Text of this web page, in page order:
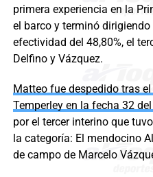
primera experiencia en la
el barco y terminó
efectividad del 48,80%, el
Delfino y Vázquez.
Matteo fue despedido tras
Temperley en la fecha 32
por el tercer interino que
la categoría: El mendocino
de campo de Marcelo